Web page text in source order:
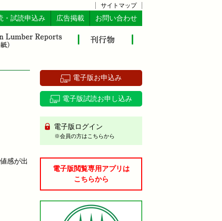
サイトマップ
・試読申込み 広告掲載 お問い合わせ
感が出
電子版お申込み
電子版試読お申し込み
電子版ログイン
※会員の方はこちらから
電子版閲覧専用アプリは
こちらから